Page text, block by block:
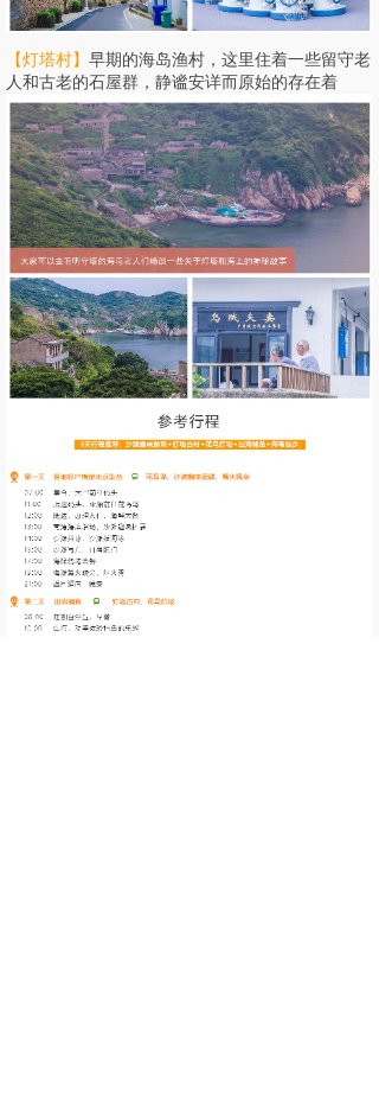
【灯塔村】 早期的海岛渔村，这里住着一些留守老
人和古老的石屋群，静谧安详而原始的存在着